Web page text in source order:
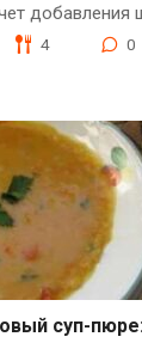
добавления
4 0
суп-